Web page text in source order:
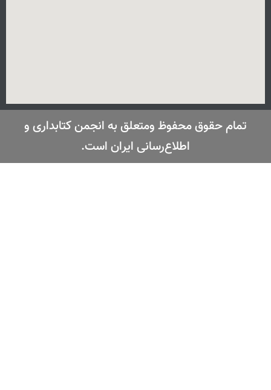
تمام حقوق محفوظ ومتعلق به انجمن کتابداری و
اطلاع‌رسانی ایران است.